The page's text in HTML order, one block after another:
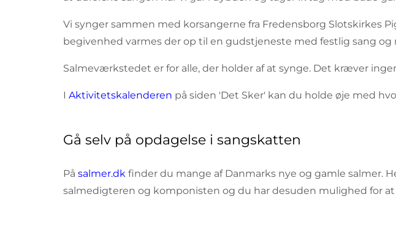
Vi synger sammen med korsangerne fra Fredensborg Slotskirkes
begivenhed varmes der op til en gudstjeneste med festlig sang og
Salmeværkstedet er for alle, der holder af at synge. Det kræver
I Aktivitetskalenderen på siden 'Det Sker' kan du holde øje med
Gå selv på opdagelse i sangskatten
På salmer.dk finder du mange af Danmarks nye og gamle salmer.
salmedigteren og komponisten og du har desuden mulighed for